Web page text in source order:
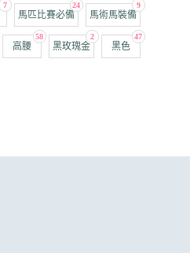
7 24
馬匹比賽必備
9
馬術馬裝備
58
高腰
2
黑玫瑰金
47
黑色